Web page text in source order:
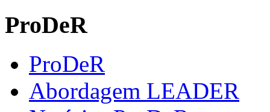
ProDeR
ProDeR
Abordagem LEADER